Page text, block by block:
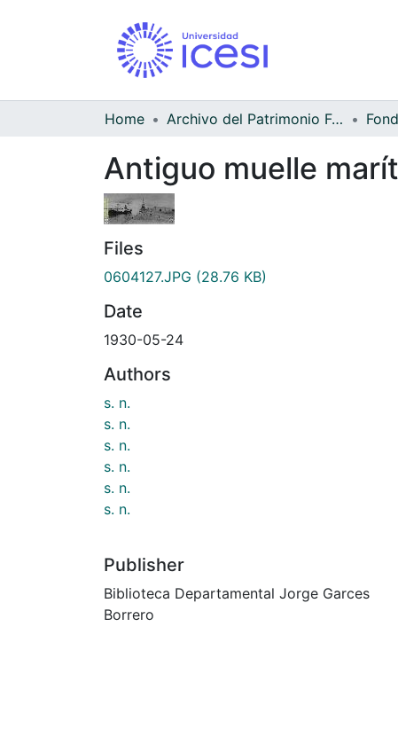
Home Archivo del Patrimonio Fotográfico y Fílmico del Valle del Cauca
Antiguo muelle
Files
0604127.JPG (28.76 KB)
Date
1930-05-24
Authors
s. n.
s. n.
s. n.
s. n.
s. n.
s. n.
Publisher
Biblioteca Departamental Jorge Garces
Borrero